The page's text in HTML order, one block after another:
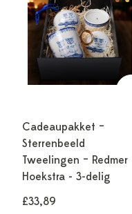
Cadeaupakket –
Sterrenbeeld
Tweelingen – Redmer
Hoekstra - 3-delig
£33,89